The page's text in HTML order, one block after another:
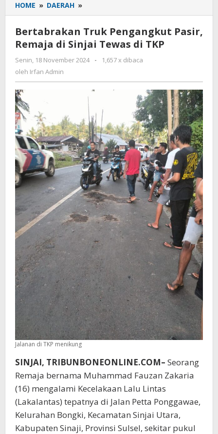
HOME » DAERAH »
Truk
Pengangkut
Pasir,
Remaja
di
TKP
Bertabrakan Truk Pengangkut Pasir,
Remaja di Sinjai Tewas di TKP
Senin, 18 November 2024
oleh
-
1,657 x dibaca
oleh Irfan Admin
Jalanan di TKP menikung
SINJAI, TRIBUNBONEONLINE.COM– Seorang
Remaja bernama Muhammad Fauzan Zakaria
(16) mengalami Kecelakaan Lalu Lintas
(Lakalantas) tepatnya di Jalan Petta Ponggawae,
Kelurahan Bongki, Kecamatan Sinjai Utara,
Kabupaten Sinaji, Provinsi Sulsel, sekitar pukul